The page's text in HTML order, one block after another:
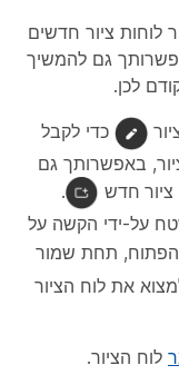
ציור חדשים
גם להמשיך
לכן.
כדי לקבל
באפשרותך גם
ציור חדש
.
על-ידי הקשה על
תחת שמור
את לוח הציור
לוח הציור.